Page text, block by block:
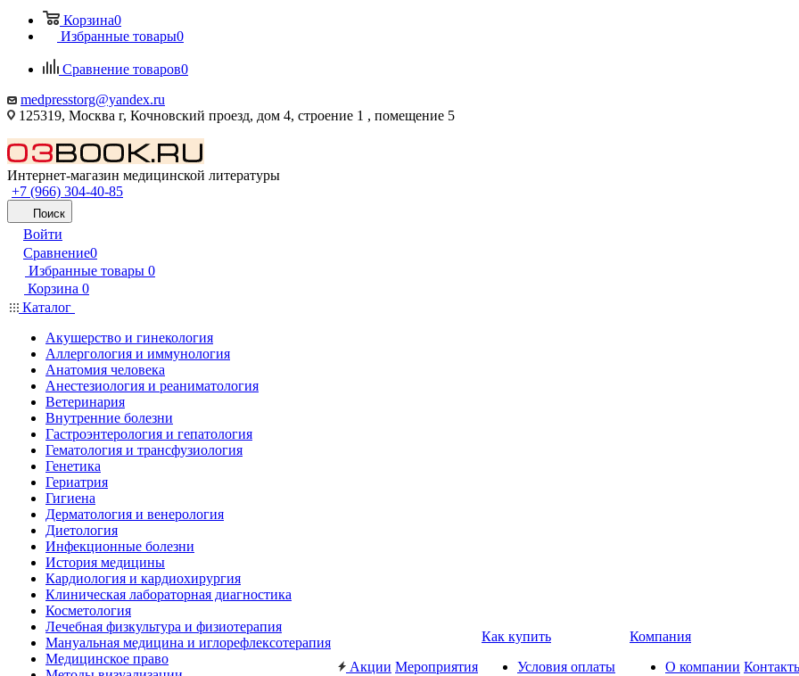
Корзина0
Избранные товары0
Сравнение товаров0
medpresstorg@yandex.ru
125319, Москва г, Кочновский проезд, дом 4, строение 1 , помещение 5
Интернет-магазин медицинской литературы
+7 (966) 304-40-85
Поиск
Войти
Сравнение0
Избранные товары 0
Корзина 0
Каталог
Акушерство и гинекология
Аллергология и иммунология
Анатомия человека
Анестезиология и реаниматология
Ветеринария
Внутренние болезни
Гастроэнтерология и гепатология
Гематология и трансфузиология
Генетика
Гериатрия
Гигиена
Дерматология и венерология
Диетология
Инфекционные болезни
История медицины
Кардиология и кардиохирургия
Клиническая лабораторная диагностика
Косметология
Лечебная физкультура и физиотерапия
Мануальная медицина и иглорефлексотерапия
Медицинское право
Акции Мероприятия
Как купить
Условия оплаты
Компания
О компании